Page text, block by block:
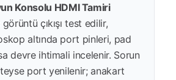
Konsolu HDMI Tamiri
görüntü çıkışı test edilir,
altında port pinleri, pad
devre ihtimali incelenir. Sorun
port yenilenir; anakart